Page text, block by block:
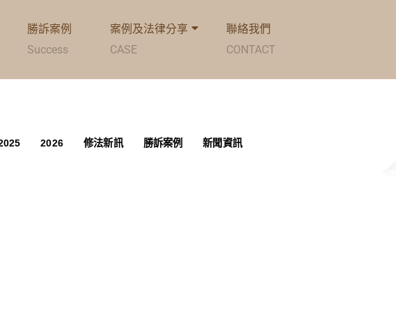
勝訴案例
Success
案例及法律分享
CASE
聯絡我們
CONTACT
2026 修法新訊 勝訴案例 新聞資訊